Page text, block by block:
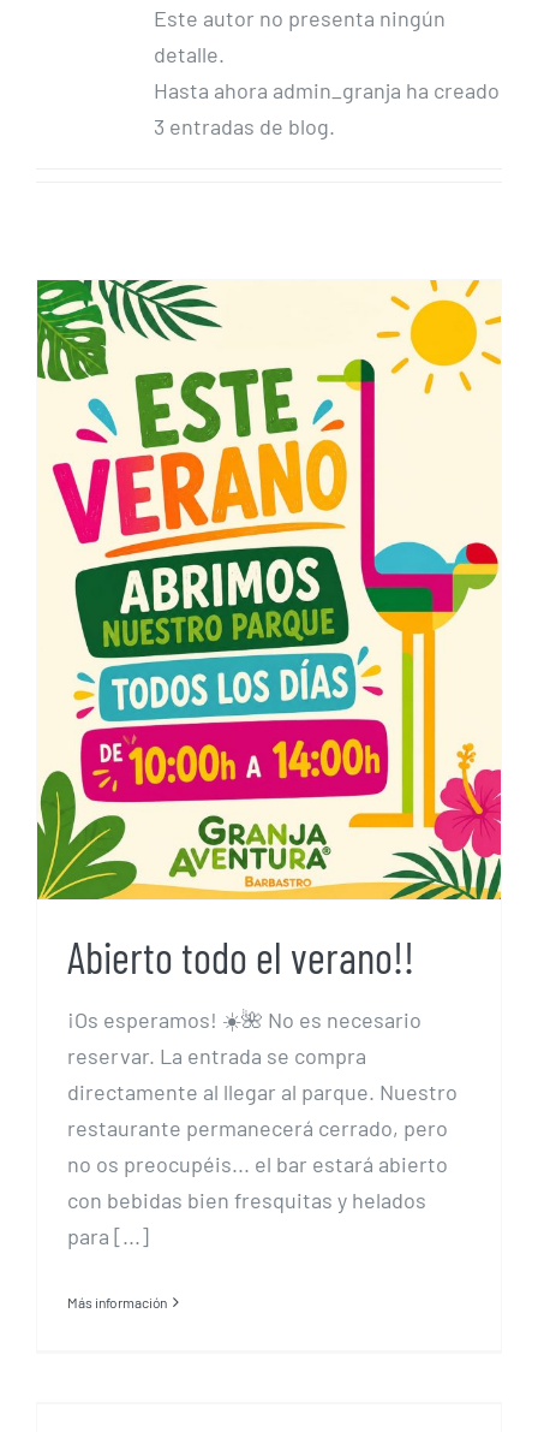
Este autor no presenta ningún
detalle.
Hasta ahora admin_granja ha creado
3 entradas de blog.
Abierto todo el verano!!
Abierto todo el verano!!
¡Os esperamos! ☀️🌺 No es necesario
reservar. La entrada se compra
directamente al llegar al parque. Nuestro
restaurante permanecerá cerrado, pero
no os preocupéis... el bar estará abierto
con bebidas bien fresquitas y helados
para [...]
Más información